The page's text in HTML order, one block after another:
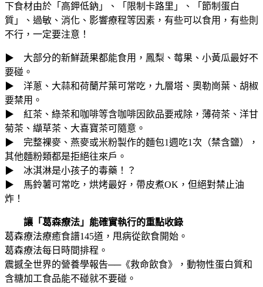
下食材由於「高鉀低鈉」、「限制卡路里」、「節制蛋白
質」、過敏、消化、影響療程等因素，有些可以食用，有些則
不行，一定要注意！
▶ 大部分的新鮮蔬果都能食用，鳳梨、莓果、小黃瓜最好不
要碰。
▶ 洋蔥、大蒜和荷蘭芹葉可常吃，九層塔、奧勒崗葉、胡椒
要禁用。
▶ 紅茶、綠茶和咖啡等含咖啡因飲品要戒除，薄荷茶、洋甘
菊茶、纈草茶、大喜寶茶可隨意。
▶ 完整裸麥、燕麥或米粉製作的麵包1週吃1次（禁含鹽），
其他麵粉類都是拒絕往來戶。
▶ 冰淇淋是小孩子的毒藥！？
▶ 馬鈴薯可常吃，烘烤最好，帶皮煮OK，但絕對禁止油
炸！
讓「葛森療法」能確實執行的重點收錄
葛森療法療癒食譜145道，甩病從飲食開始。
葛森療法每日時間排程。
震撼全世界的營養學報告──《救命飲食》，動物性蛋白質和
含糖加工食品能不碰就不要碰。